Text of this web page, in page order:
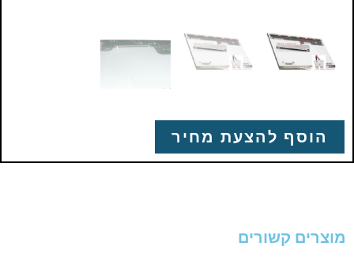
הוסף להצעת מחיר
מוצרים קשורים